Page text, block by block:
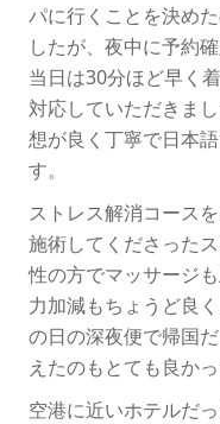
パに行くことを決め
したが、夜中に予約
当日は30分ほど早く
対応していただきま
想が良く丁寧で日本
す。
ストレス解消コースを
施術してくださった
性の方でマッサージも
力加減もちょうど良
の日の深夜便で帰国
えたのもとても良かっ
空港に近いホテルだ